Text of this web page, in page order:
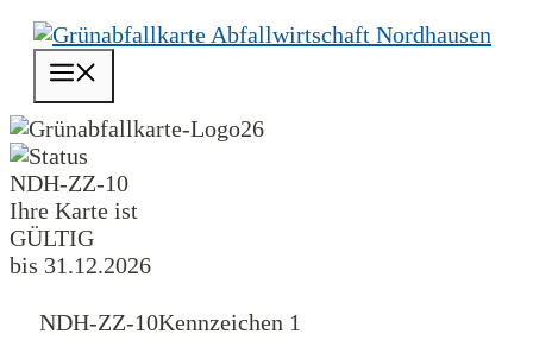
Zum
Inhalt
springen
26
NDH-ZZ-10
Ihre Karte ist
GÜLTIG
bis 31.12.2026
NDH-ZZ-10Kennzeichen 1